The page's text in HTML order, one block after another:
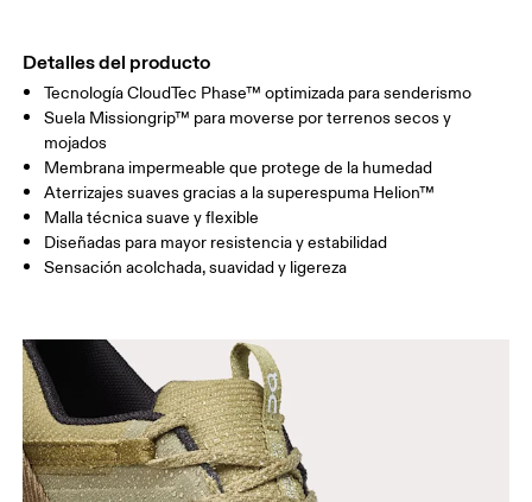
Detalles del producto
Tecnología CloudTec Phase™ optimizada para senderismo
Suela Missiongrip™ para moverse por terrenos secos y
mojados
Membrana impermeable que protege de la humedad
Aterrizajes suaves gracias a la superespuma Helion™
Malla técnica suave y flexible
Diseñadas para mayor resistencia y estabilidad
Sensación acolchada, suavidad y ligereza